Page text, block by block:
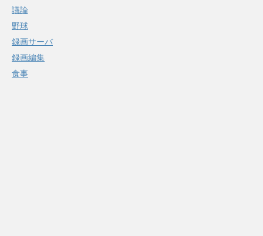
議論
野球
録画サーバ
録画編集
食事